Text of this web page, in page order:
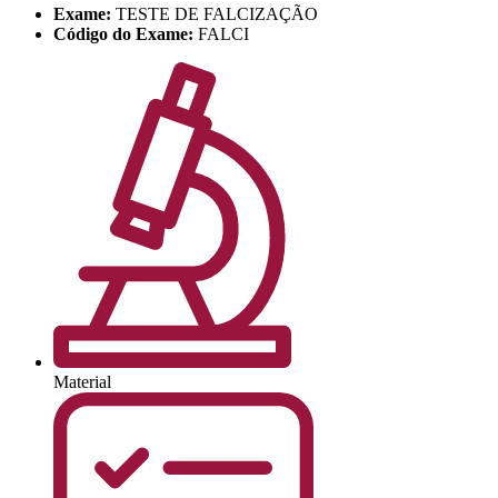
Exame: TESTE DE FALCIZAÇÃO
Código do Exame: FALCI
Material